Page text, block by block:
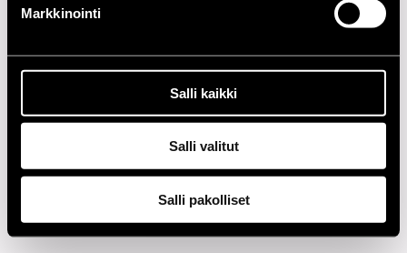
Markkinointi
Salli kaikki
Salli valitut
Salli pakolliset
1980-LUKU
1970-LUKU
1960-LUKU
Tietosuoja